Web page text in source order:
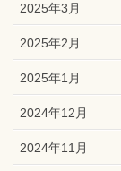
2025年3月
2025年2月
2025年1月
2024年12月
2024年11月